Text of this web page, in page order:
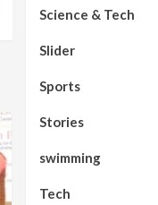
Science & Tech
Slider
Sports
Stories
swimming
Tech